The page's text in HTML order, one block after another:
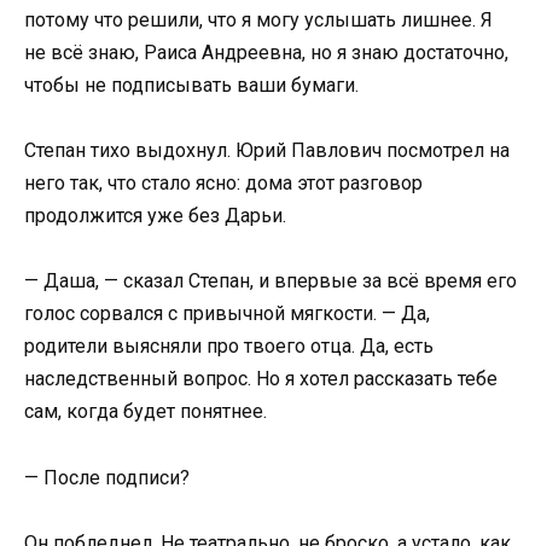
потому что решили, что я могу услышать лишнее. Я
не всё знаю, Раиса Андреевна, но я знаю достаточно,
чтобы не подписывать ваши бумаги.
Степан тихо выдохнул. Юрий Павлович посмотрел на
него так, что стало ясно: дома этот разговор
продолжится уже без Дарьи.
— Даша, — сказал Степан, и впервые за всё время его
голос сорвался с привычной мягкости. — Да,
родители выясняли про твоего отца. Да, есть
наследственный вопрос. Но я хотел рассказать тебе
сам, когда будет понятнее.
— После подписи?